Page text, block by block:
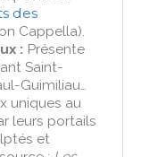
des
Cappella).
: Présente
Saint-
Guimiliau…
uniques au
leurs portails
et